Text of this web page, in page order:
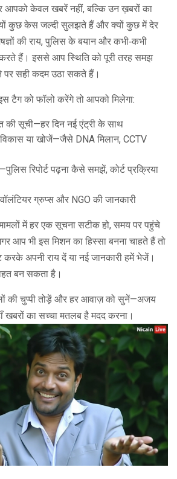
आपको केवल खबरें नहीं, बल्कि उन ख़बरों का
कुछ केस जल्दी सुलझते हैं और क्यों कुछ में देर
की राय, पुलिस के बयान और कभी‑कभी
करते हैं। इससे आप स्थिति को पूरी तरह समझ
सही कदम उठा सकते हैं।
टैग को फॉलो करेंगे तो आपको मिलेगा:
की सूची—हर दिन नई एंट्री के साथ
या खोजें—जैसे DNA मिलान, CCTV
रिपोर्ट पढ़ना कैसे समझें, कोर्ट प्रक्रिया
ग्रुप्स और NGO की जानकारी
मामलों में हर एक सूचना सटीक हो, समय पर पहुंचे
आप भी इस मिशन का हिस्सा बनना चाहते हैं तो
अपनी राय दें या नई जानकारी हमें भेजें।
बन सकता है।
की चुप्पी तोड़ें और हर आवाज़ को सुनें—अजय
खबरों का सच्चा मतलब है मदद करना।